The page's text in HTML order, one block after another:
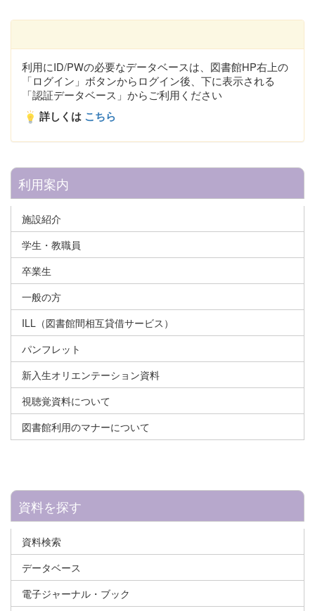
利用にID/PWの必要なデータベースは、図書館HP右上の
「ログイン」ボタンからログイン後、下に表示される
「認証データベース」からご利用ください
詳しくは こちら
利用案内
施設紹介
学生・教職員
卒業生
一般の方
ILL（図書館間相互貸借サービス）
パンフレット
新入生オリエンテーション資料
視聴覚資料について
図書館利用のマナーについて
資料を探す
資料検索
データベース
電子ジャーナル・ブック